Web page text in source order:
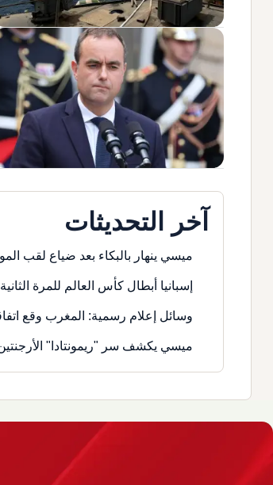
آخر التحديثات
ميسي ينهار بالبكاء بعد ضياع لقب
إسبانيا أبطال كأس العالم للمرة
وسائل إعلام رسمية: المغرب وقع
ميسي يكشف سر "ريمونتادا" الأرجنتين